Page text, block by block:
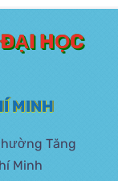
HỌC
MINH
Tăng
Minh